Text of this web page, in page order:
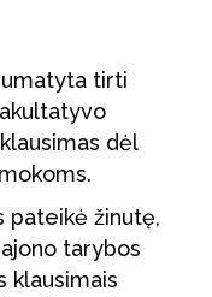
tirti
dėl
pateikė žinutę,
tarybos
klausimais